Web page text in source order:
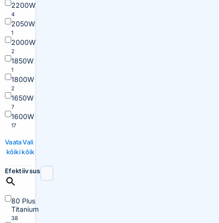
2200W
4
2050W
1
2000W
2
1850W
1
1800W
2
1650W
7
1600W
17
Vaata
kõiki
Vali
kõik
Efektiivsus
80 Plus
Titanium
38